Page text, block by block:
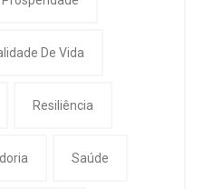
De Vida
Resiliência
Saúde